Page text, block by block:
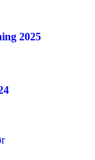
2025